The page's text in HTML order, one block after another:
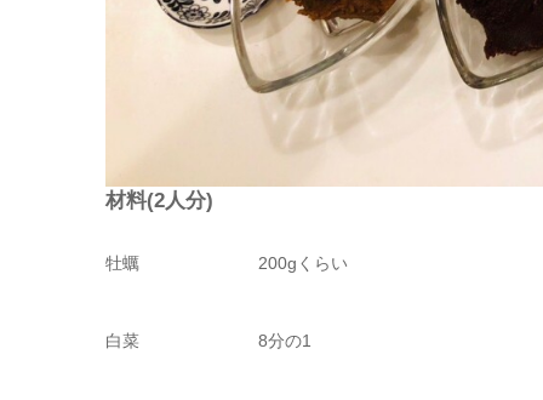
材料(2人分)
牡蠣 200gくらい
白菜 8分の1